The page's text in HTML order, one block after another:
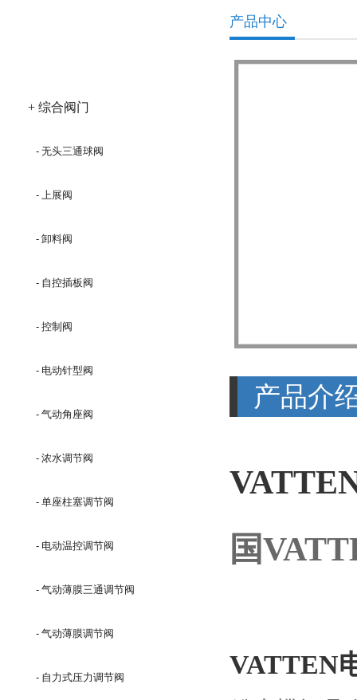
+ 综合阀门
- 无头三通球阀
- 上展阀
- 卸料阀
- 自控插板阀
- 控制阀
- 电动针型阀
- 气动角座阀
- 浓水调节阀
- 单座柱塞调节阀
- 电动温控调节阀
- 气动薄膜三通调节阀
- 气动薄膜调节阀
- 自力式压力调节阀
产品中心
产品介
国
VATTEN